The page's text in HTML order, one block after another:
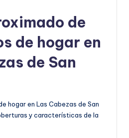
de
de hogar en
de San
hogar en Las Cabezas de San
y características de la